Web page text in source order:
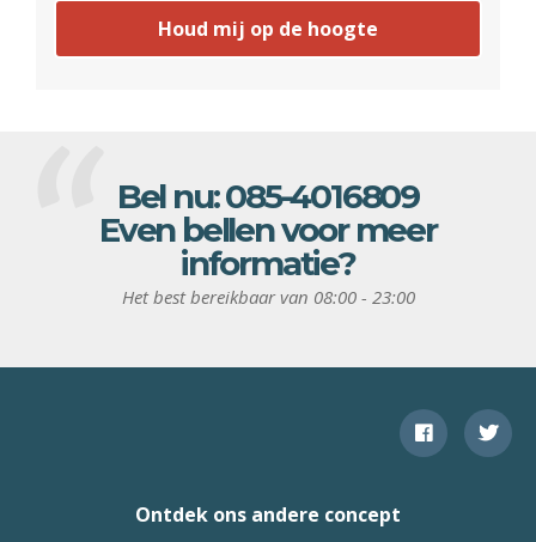
Houd mij op de hoogte
Bel nu:085-4016809
Even bellen voor meer
informatie?
Het best bereikbaar van 08:00 - 23:00
Ontdek ons andere concept